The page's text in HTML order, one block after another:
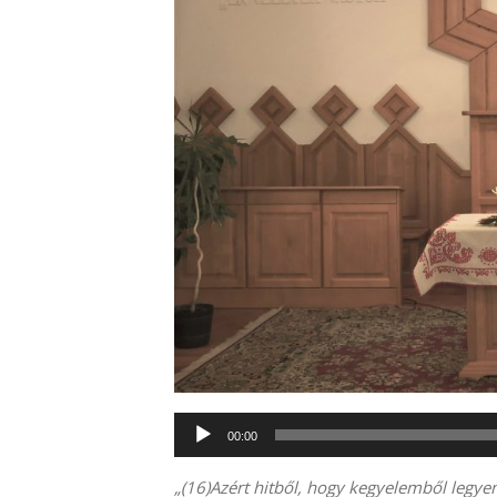
Audió
lejátszó
00:00
„(16)Azért hitből, hogy kegyelemből